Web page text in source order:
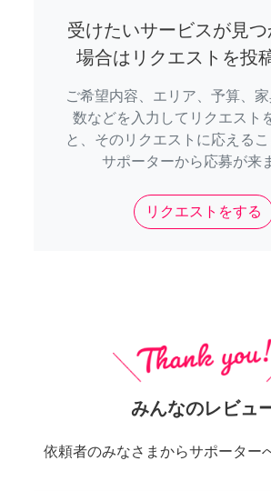
受けたいサービスが見
場合はリクエストを投
ご希望内容、エリア、予算、
数などを入力してリクエスト
と、そのリクエストに応える
サポーターから応募が来
リクエストをする
みんなのレビュ
依頼者のみなさまからサポーター